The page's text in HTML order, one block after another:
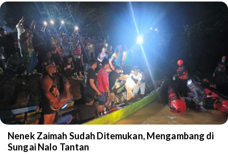
Nenek Zaimah Sudah Ditemukan, Mengambang di
Sungai Nalo Tantan